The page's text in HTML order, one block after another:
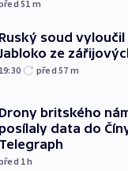
51 m
Ruský soud
ze
19:30 před 57 m
Drony britského
posílaly data do
Telegraph
1h